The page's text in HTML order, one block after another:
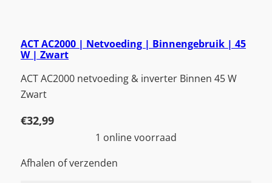
ACT AC2000 | Netvoeding | Binnengebruik | 45
W | Zwart
ACT AC2000 netvoeding & inverter Binnen 45 W
Zwart
€32,99
1 online voorraad
Afhalen of verzenden